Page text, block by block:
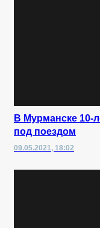
В Мурманске 10-
под поездом
09.05.2021, 18:02